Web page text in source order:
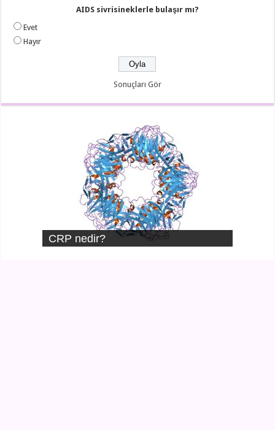
AIDS sivrisineklerle bulaşır mı?
Evet
Hayır
Sonuçları Gör
CRP nedir?
Kalp nasıl çalışır?
Aritmi nedir?
Vertigo nedir?
Okul korkusu
Mutlu çocuk yetiştirmenin yolları